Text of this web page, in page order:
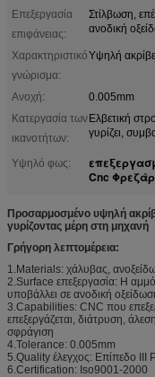
Επεξεργασία
επιφάνειας:
Στίλβωση,
ανοδική
Χαρακτηριστικό
γνώρισμα:
Υψηλή
Ανοχή:
0.005mm
Κατεργασία των
ικανοτήτων:
Ελβετική
γυρίζει,
Υψηλό φως:
Cnc
Προσαρμοσμένο υψηλή
γυρίζοντας μέρη στη μηχανή
Γρήγορη λεπτομέρεια:
1.Materials: χάλυβας,
2.Surface επεξεργασία: Η
υποβάλλει σε ανοδική
3.Capabilities: CNC που
επεξεργάζεται, διάτρυση,
σφράγιση
4.Tolerance: 0.005mm
5.Quality έλεγχος: Επίπεδο ΙΙΙ
6.Certification: Iso9001-2000